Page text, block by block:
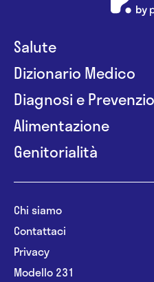
Salute
Dizionario Medico
Diagnosi e
Alimentazione
Genitorialità
Chi siamo
Contattaci
Privacy
Modello 231